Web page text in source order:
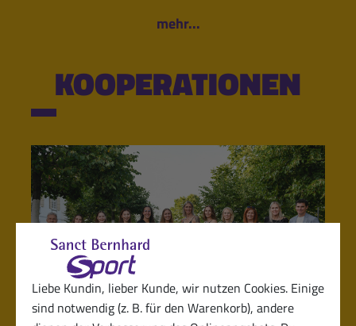
Liebe Kundin, lieber Kunde, wir nutzen Cookies. Einige
sind notwendig (z. B. für den Warenkorb), andere
mehr...
KOOPERATIONEN